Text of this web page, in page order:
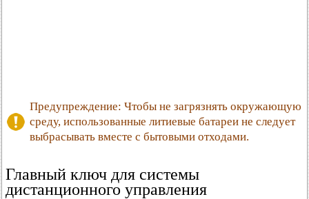
Предупреждение: Чтобы не загрязнять окружающую
среду, использованные литиевые батареи не следует
выбрасывать вместе с бытовыми отходами.
Главный ключ для системы
дистанционного управления